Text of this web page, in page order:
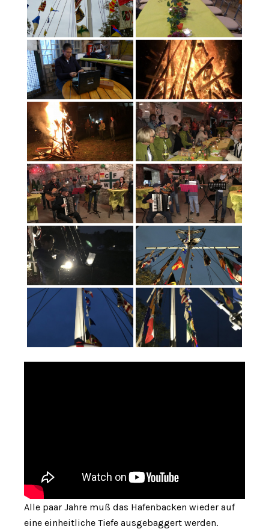
Alle paar Jahre muß das Hafenbacken wieder auf
eine einheitliche Tiefe ausgebaggert werden.